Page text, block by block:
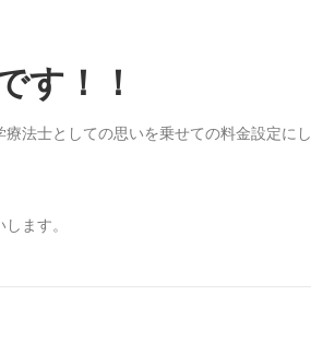
す！！
法士としての思いを乗せての料金設定にし
ます。